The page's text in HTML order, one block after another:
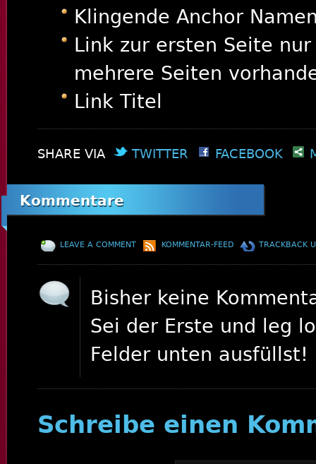
Klingende Anchor
Link zur ersten Seite
mehrere Seiten
Link Titel
SHARE VIA TWITTER FACEBOOK
Kommentare
LEAVE A COMMENT KOMMENTAR-FEED TRACKBACK
Bisher keine
Sei der Erste und leg
Felder unten ausfüllst!
Schreibe einen